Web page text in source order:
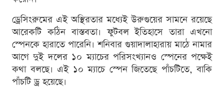
ড্রেসিংরুমের এই অস্থিরতার মধ্যেই উরুগুয়ের সামনে রয়েছে
আরেকটি কঠিন বাস্তবতা। ফুটবল ইতিহাসে তারা এখনো
স্পেনকে হারাতে পারেনি। শনিবার গুয়াদালাহারায় মাঠে নামার
আগে দুই দলের ১০ ম্যাচের পরিসংখ্যানও স্পেনের পক্ষেই
কথা বলছে। এই ১০ ম্যাচে স্পেন জিতেছে পাঁচটিতে, বাকি
পাঁচটি ড্র হয়েছে।